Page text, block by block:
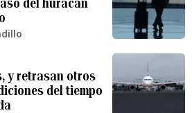
del huracán
y retrasan otros
del tiempo